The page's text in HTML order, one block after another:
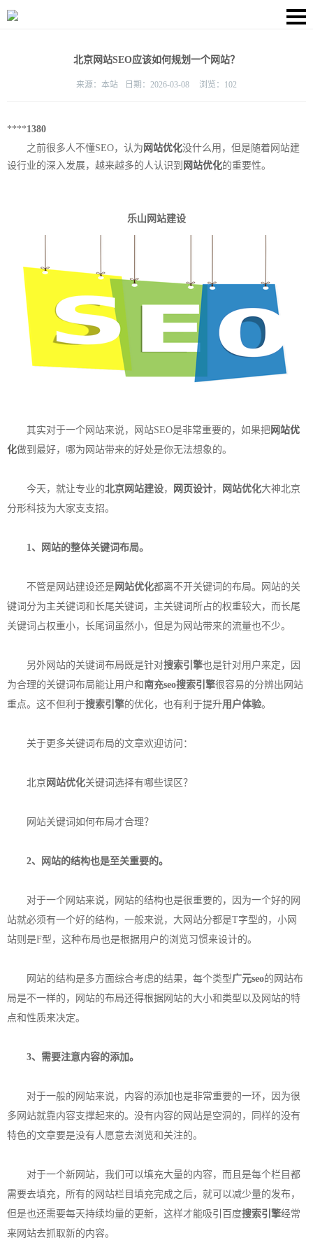
北京网站SEO应该如何规划一个网站？
来源： 本站 日期： 2026-03-08 浏览： 102
****1380
之前很多人不懂SEO，认为 网站优化没什么用，但是随着网站建
设行业的深入发展，越来越多的人认识到 网站优化的重要性。
乐山网站建设
其实对于一个网站来说，网站SEO是非常重要的，如果把 网站优
化做到最好，哪为网站带来的好处是你无法想象的。
今天，就让专业的北京网站建设， 网页设计， 网站优化大神北京
分形科技为大家支支招。
1、网站的整体关键词布局。
不管是网站建设还是 网站优化都离不开关键词的布局。网站的关
键词分为主关键词和长尾关键词，主关键词所占的权重较大，而长尾
关键词占权重小，长尾词虽然小，但是为网站带来的流量也不少。
另外网站的关键词布局既是针对搜索引擎也是针对用户来定，因
为合理的关键词布局能让用户和南充seo搜索引擎很容易的分辨出网站
重点。这不但利于搜索引擎的优化，也有利于提升用户体验。
关于更多关键词布局的文章欢迎访问：
北京 网站优化关键词选择有哪些误区？
网站关键词如何布局才合理？
2、网站的结构也是至关重要的。
对于一个网站来说，网站的结构也是很重要的，因为一个好的网
站就必须有一个好的结构，一般来说，大网站分都是T字型的，小网
站则是F型，这种布局也是根据用户的浏览习惯来设计的。
网站的结构是多方面综合考虑的结果，每个类型广元seo的网站布
局是不一样的，网站的布局还得根据网站的大小和类型以及网站的特
点和性质来决定。
3、需要注意内容的添加。
对于一般的网站来说，内容的添加也是非常重要的一环，因为很
多网站就靠内容支撑起来的。没有内容的网站是空洞的，同样的没有
特色的文章要是没有人愿意去浏览和关注的。
对于一个新网站，我们可以填充大量的内容，而且是每个栏目都
需要去填充，所有的网站栏目填充完成之后，就可以减少量的发布，
但是也还需要每天持续均量的更新，这样才能吸引百度搜索引擎经常
来网站去抓取新的内容。